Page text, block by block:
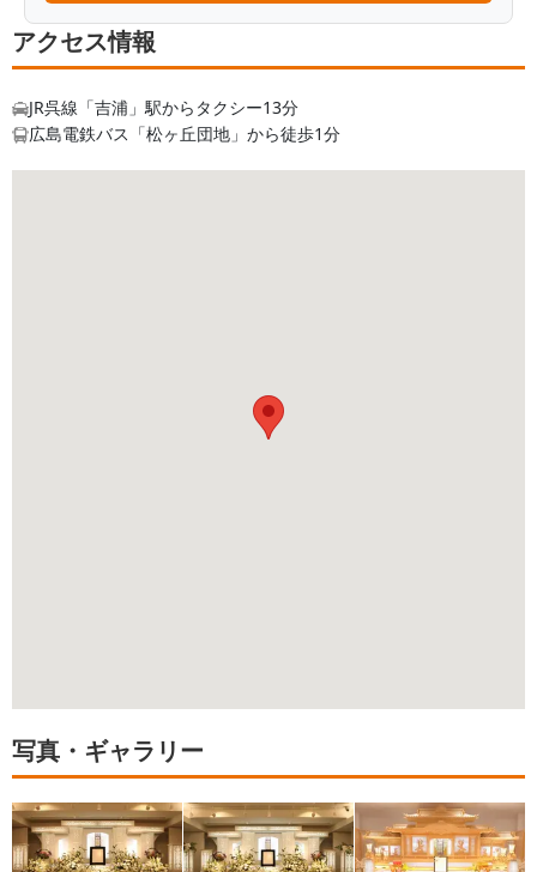
アクセス情報
JR呉線「吉浦」駅からタクシー13分
広島電鉄バス「松ヶ丘団地」から徒歩1分
写真・ギャラリー